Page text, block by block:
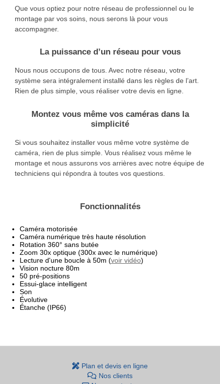
Que vous optiez pour notre réseau de professionnel ou le
montage par vos soins, nous serons là pour vous
accompagner.
La puissance d’un réseau pour vous
Nous nous occupons de tous. Avec notre réseau, votre
système sera intégralement installé dans les règles de l’art.
Rien de plus simple, vous réaliser votre devis en ligne.
Montez vous même vos caméras dans la
simplicité
Si vous souhaitez installer vous même votre système de
caméra, rien de plus simple. Vous réalisez vous même le
montage et nous assurons vos arrières avec notre équipe de
techniciens qui répondra à toutes vos questions.
Fonctionnalités
Caméra motorisée
Caméra numérique très haute résolution
Rotation 360° sans butée
Zoom 30x optique (300x avec le numérique)
Lecture d'une boucle à 50m (voir vidéo)
Vision nocture 80m
50 pré-positions
Essui-glace intelligent
Son
Évolutive
Étanche (IP66)
Plan et devis en ligne
Nos clients